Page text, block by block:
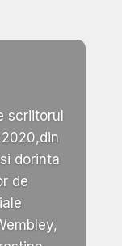
scriitorul
dorinta
de